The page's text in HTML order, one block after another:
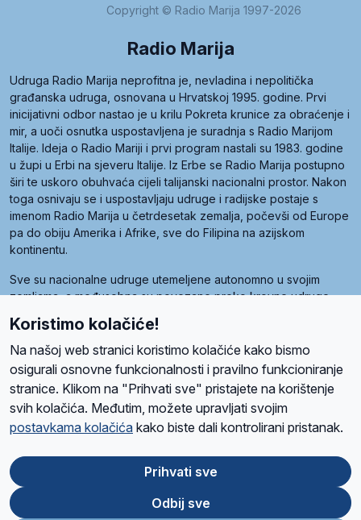
Copyright © Radio Marija 1997-2026
Radio Marija
Udruga Radio Marija neprofitna je, nevladina i nepolitička
građanska udruga, osnovana u Hrvatskoj 1995. godine. Prvi
inicijativni odbor nastao je u krilu Pokreta krunice za obraćenje i
mir, a uoči osnutka uspostavljena je suradnja s Radio Marijom
Italije. Ideja o Radio Mariji i prvi program nastali su 1983. godine
u župi u Erbi na sjeveru Italije. Iz Erbe se Radio Marija postupno
širi te uskoro obuhvaća cijeli talijanski nacionalni prostor. Nakon
toga osnivaju se i uspostavljaju udruge i radijske postaje s
imenom Radio Marija u četrdesetak zemalja, počevši od Europe
pa do obiju Amerika i Afrike, sve do Filipina na azijskom
kontinentu.
Sve su nacionalne udruge utemeljene autonomno u svojim
zemljama, a međusobna su povezane preko krovne udruge
Radio Maria). Svjetsku obitelj utemeljilo je sedam članica, među
kojima je i hrvatska Udruga Radio Marija.
O namaRadio ProgramVolonteriPrijateljiKontaktPravila privatnosti
Ova stranica je zaštićena Google reCAPTCHA sustavom
Store
Google
Play
Koristimo kolačiće!
Na našoj web stranici koristimo kolačiće kako bismo
osigurali osnovne funkcionalnosti i pravilno funkcioniranje
stranice. Klikom na "Prihvati sve" pristajete na korištenje
svih kolačića. Međutim, možete upravljati svojim
postavkama kolačića kako biste dali kontrolirani pristanak.
Prihvati sve
Odbij sve